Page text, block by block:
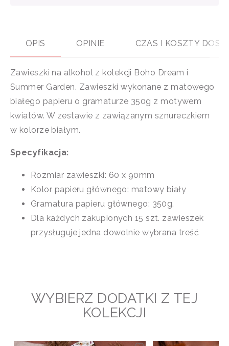
OPIS OPINIE CZAS I KOSZTY
Zawieszki na alkohol z kolekcji Boho Dream i
Summer Garden. Zawieszki wykonane z matowego
białego papieru o gramaturze 350g z motywem
kwiatów. W zestawie z zawiązanym sznureczkiem
w kolorze białym.
Specyfikacja:
Rozmiar zawieszki: 60 x 90mm
Kolor papieru głównego: matowy biały
Gramatura papieru głównego: 350g.
Dla każdych zakupionych 15 szt. zawieszek
przysługuje jedna dowolnie wybrana treść
WYBIERZ DODATKI Z TEJ
KOLEKCJI